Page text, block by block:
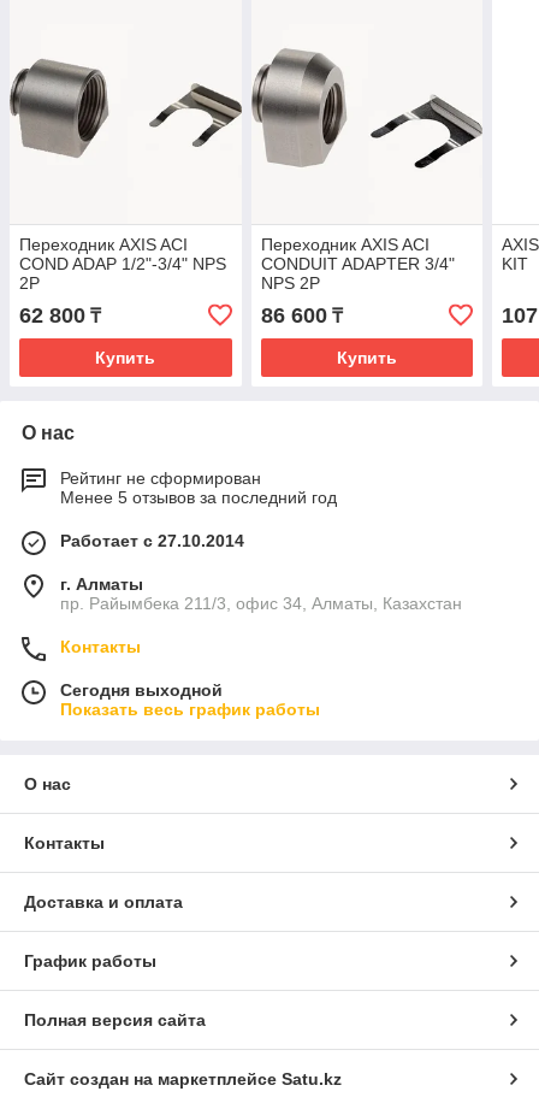
Переходник AXIS ACI
COND ADAP 1/2"-3/4" NPS
2P
62 800 ₸
Купить
Переходник AXIS ACI
CONDUIT ADAPTER 3/4"
NPS 2P
86 600₸
Купить
KIT
О нас
Рейтинг не сформирован
Менее 5 отзывов за последний год
Работает с 27.10.2014
г. Алматы
пр. Райымбека 211/3, офис 34, Алматы, Казахстан
Контакты
Сегодня выходной
Показать весь график работы
О нас
Контакты
Доставка и оплата
График работы
Полная версия сайта
Сайт создан на маркетплейсе Satu.kz